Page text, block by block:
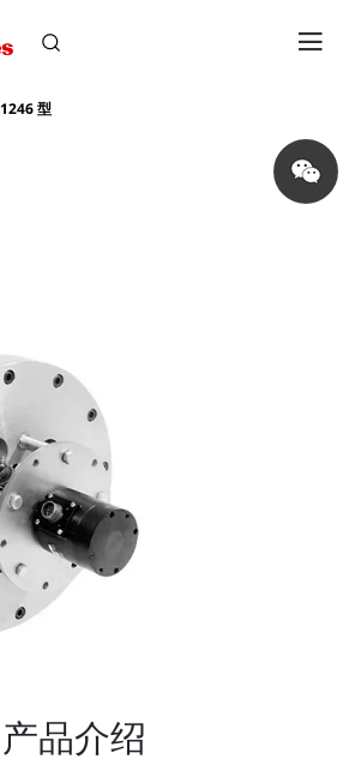
1246 型
Share
on
wechat
产品介绍